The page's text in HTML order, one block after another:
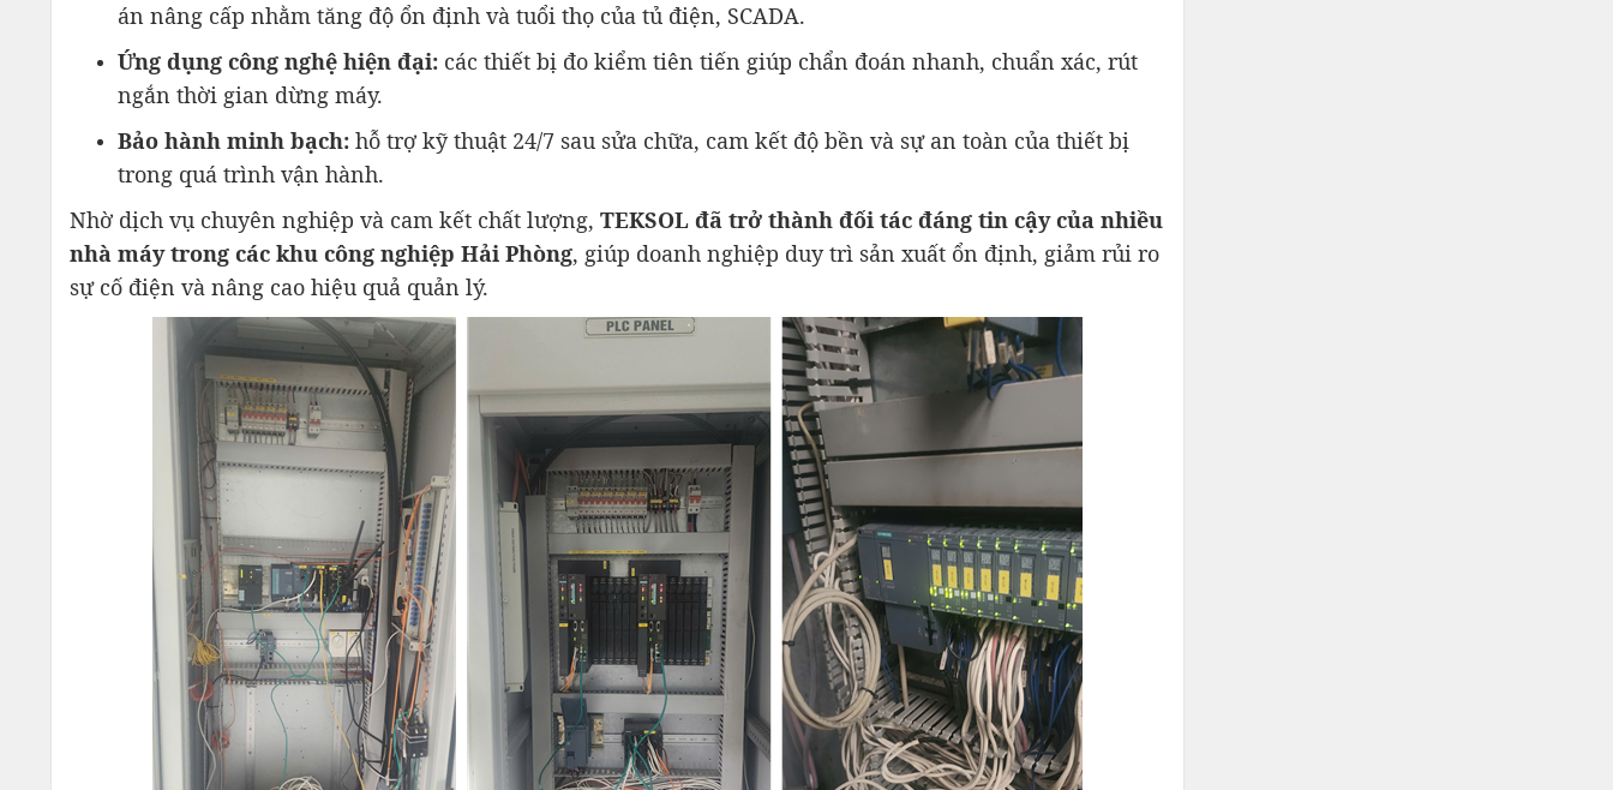
án nâng cấp nhằm tăng độ ổn định và tuổi thọ của tủ điện, SCADA.
Ứng dụng công nghệ hiện đại: các thiết bị đo kiểm tiên tiến giúp chẩn đoán nhanh, chuẩn xác, rút
ngắn thời gian dừng máy.
Bảo hành minh bạch: hỗ trợ kỹ thuật 24/7 sau sửa chữa, cam kết độ bền và sự an toàn của thiết bị
trong quá trình vận hành.
Nhờ dịch vụ chuyên nghiệp và cam kết chất lượng, TEKSOL đã trở thành đối tác đáng tin cậy của nhiều
nhà máy trong các khu công nghiệp Hải Phòng, giúp doanh nghiệp duy trì sản xuất ổn định, giảm rủi ro
sự cố điện và nâng cao hiệu quả quản lý.